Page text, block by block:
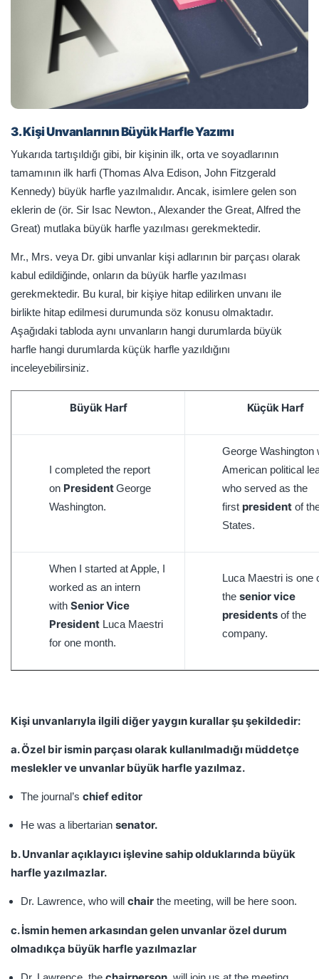
3. Kişi Unvanlarının Büyük Harfle Yazımı
Yukarıda tartışıldığı gibi, bir kişinin ilk, orta ve soyadlarının
tamamının ilk harfi (Thomas Alva Edison, John Fitzgerald
Kennedy) büyük harfle yazılmalıdır. Ancak, isimlere gelen son
eklerin de (ör. Sir Isac Newton., Alexander the Great, Alfred the
Great) mutlaka büyük harfle yazılması gerekmektedir.
Mr., Mrs. veya Dr. gibi unvanlar kişi adlarının bir parçası olarak
kabul edildiğinde, onların da büyük harfle yazılması
gerekmektedir. Bu kural, bir kişiye hitap edilirken unvanı ile
birlikte hitap edilmesi durumunda söz konusu olmaktadır.
Aşağıdaki tabloda aynı unvanların hangi durumlarda büyük
harfle hangi durumlarda küçük harfle yazıldığını
inceleyebilirsiniz.
Büyük Harf Küçük Harf
I completed the report
on PresidentGeorge
Washington.
George Washington
American political
who served as the
first president of
States.
When I started at Apple, I
worked as an intern
with Senior Vice
President Luca Maestri
for one month.
Luca Maestri is one
the senior vice
presidents of the
company.
Kişi unvanlarıyla ilgili diğer yaygın kurallar şu şekildedir:
a. Özel bir ismin parçası olarak kullanılmadığı müddetçe
meslekler ve unvanlar büyük harfle yazılmaz.
The journal’s chief editor
He was a libertarian senator.
b. Unvanlar açıklayıcı işlevine sahip olduklarında büyük
harfle yazılmazlar.
Dr. Lawrence, who will chair the meeting, will be here soon.
c. İsmin hemen arkasından gelen unvanlar özel durum
olmadıkça büyük harfle yazılmazlar